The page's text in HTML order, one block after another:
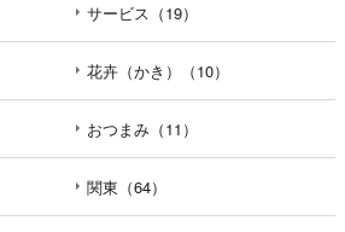
サービス（19）
花卉（かき）（10）
おつまみ（11）
関東（64）